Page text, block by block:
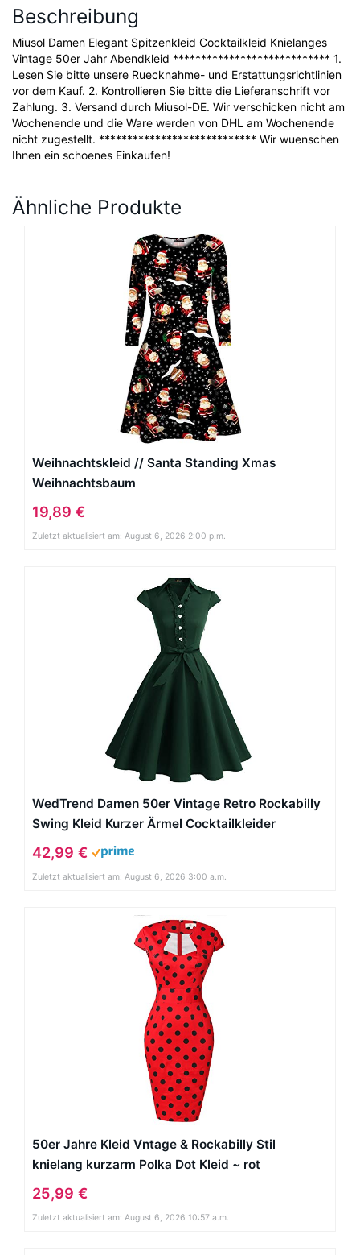
Beschreibung
Miusol Damen Elegant Spitzenkleid Cocktailkleid Knielanges
Vintage 50er Jahr Abendkleid **************************** 1.
Lesen Sie bitte unsere Ruecknahme- und Erstattungsrichtlinien
vor dem Kauf. 2. Kontrollieren Sie bitte die Lieferanschrift vor
Zahlung. 3. Versand durch Miusol-DE. Wir verschicken nicht am
Wochenende und die Ware werden von DHL am Wochenende
nicht zugestellt. **************************** Wir wuenschen
Ihnen ein schoenes Einkaufen!
Ähnliche Produkte
Weihnachtskleid // Santa Standing Xmas
Weihnachtsbaum
19,89 €
Zuletzt aktualisiert am: August 6, 2026 2:00 p.m.
WedTrend Damen 50er Vintage Retro Rockabilly
Swing Kleid Kurzer Ärmel Cocktailkleider
WTP10007ForestGreenM
42,99 €
Zuletzt aktualisiert am: August 6, 2026 3:00 a.m.
50er Jahre Kleid Vntage & Rockabilly Stil
knielang kurzarm Polka Dot Kleid ~ rot
25,99 €
Zuletzt aktualisiert am: August 6, 2026 10:57 a.m.